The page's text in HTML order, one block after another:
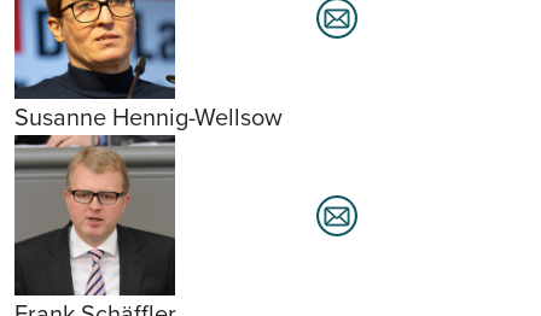
Susanne Hennig-Wellsow